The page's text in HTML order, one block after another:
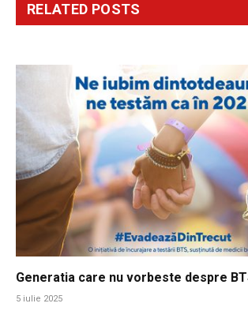
RELATED POSTS
Generatia care nu vorbeste despre
5 iulie 2025